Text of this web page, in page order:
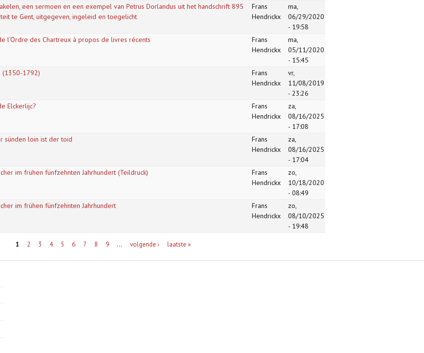
een sermoen en een exempel van Petrus Dorlandus uit het handschrift 895
te Gent, uitgegeven, ingeleid en toegelicht
Frans
Hendrickx
ma,
06/29/2020
- 19:58
l’Ordre des Chartreux à propos de livres récents
Frans
Hendrickx
ma,
05/11/2020
- 15:45
(1350-1792)
Frans
Hendrickx
vr,
11/08/2019
- 23:26
Elckerlijc?
Frans
Hendrickx
za,
08/16/2025
- 17:08
sünden loin ist der toid
Frans
Hendrickx
za,
08/16/2025
- 17:04
im frühen fünfzehnten Jahrhundert (Teildruck)
Frans
Hendrickx
zo,
10/18/2020
- 08:49
im frühen fünfzehnten Jahrhundert
Frans
Hendrickx
zo,
08/10/2025
- 19:48
1 2 3 4 5 6 7 8 9 … volgende › laatste »